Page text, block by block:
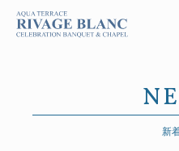
新